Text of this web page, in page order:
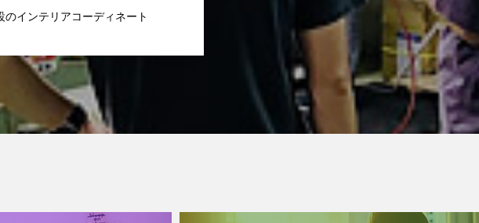
のインテリアコーディネート